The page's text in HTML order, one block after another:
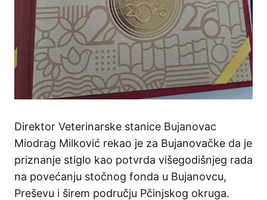
Direktor Veterinarske stanice Bujanovac
Miodrag Milković rekao je za Bujanovačke da je
priznanje stiglo kao potvrda višegodišnjeg rada
na povećanju stočnog fonda u Bujanovcu,
Preševu i širem području Pčinjskog okruga.